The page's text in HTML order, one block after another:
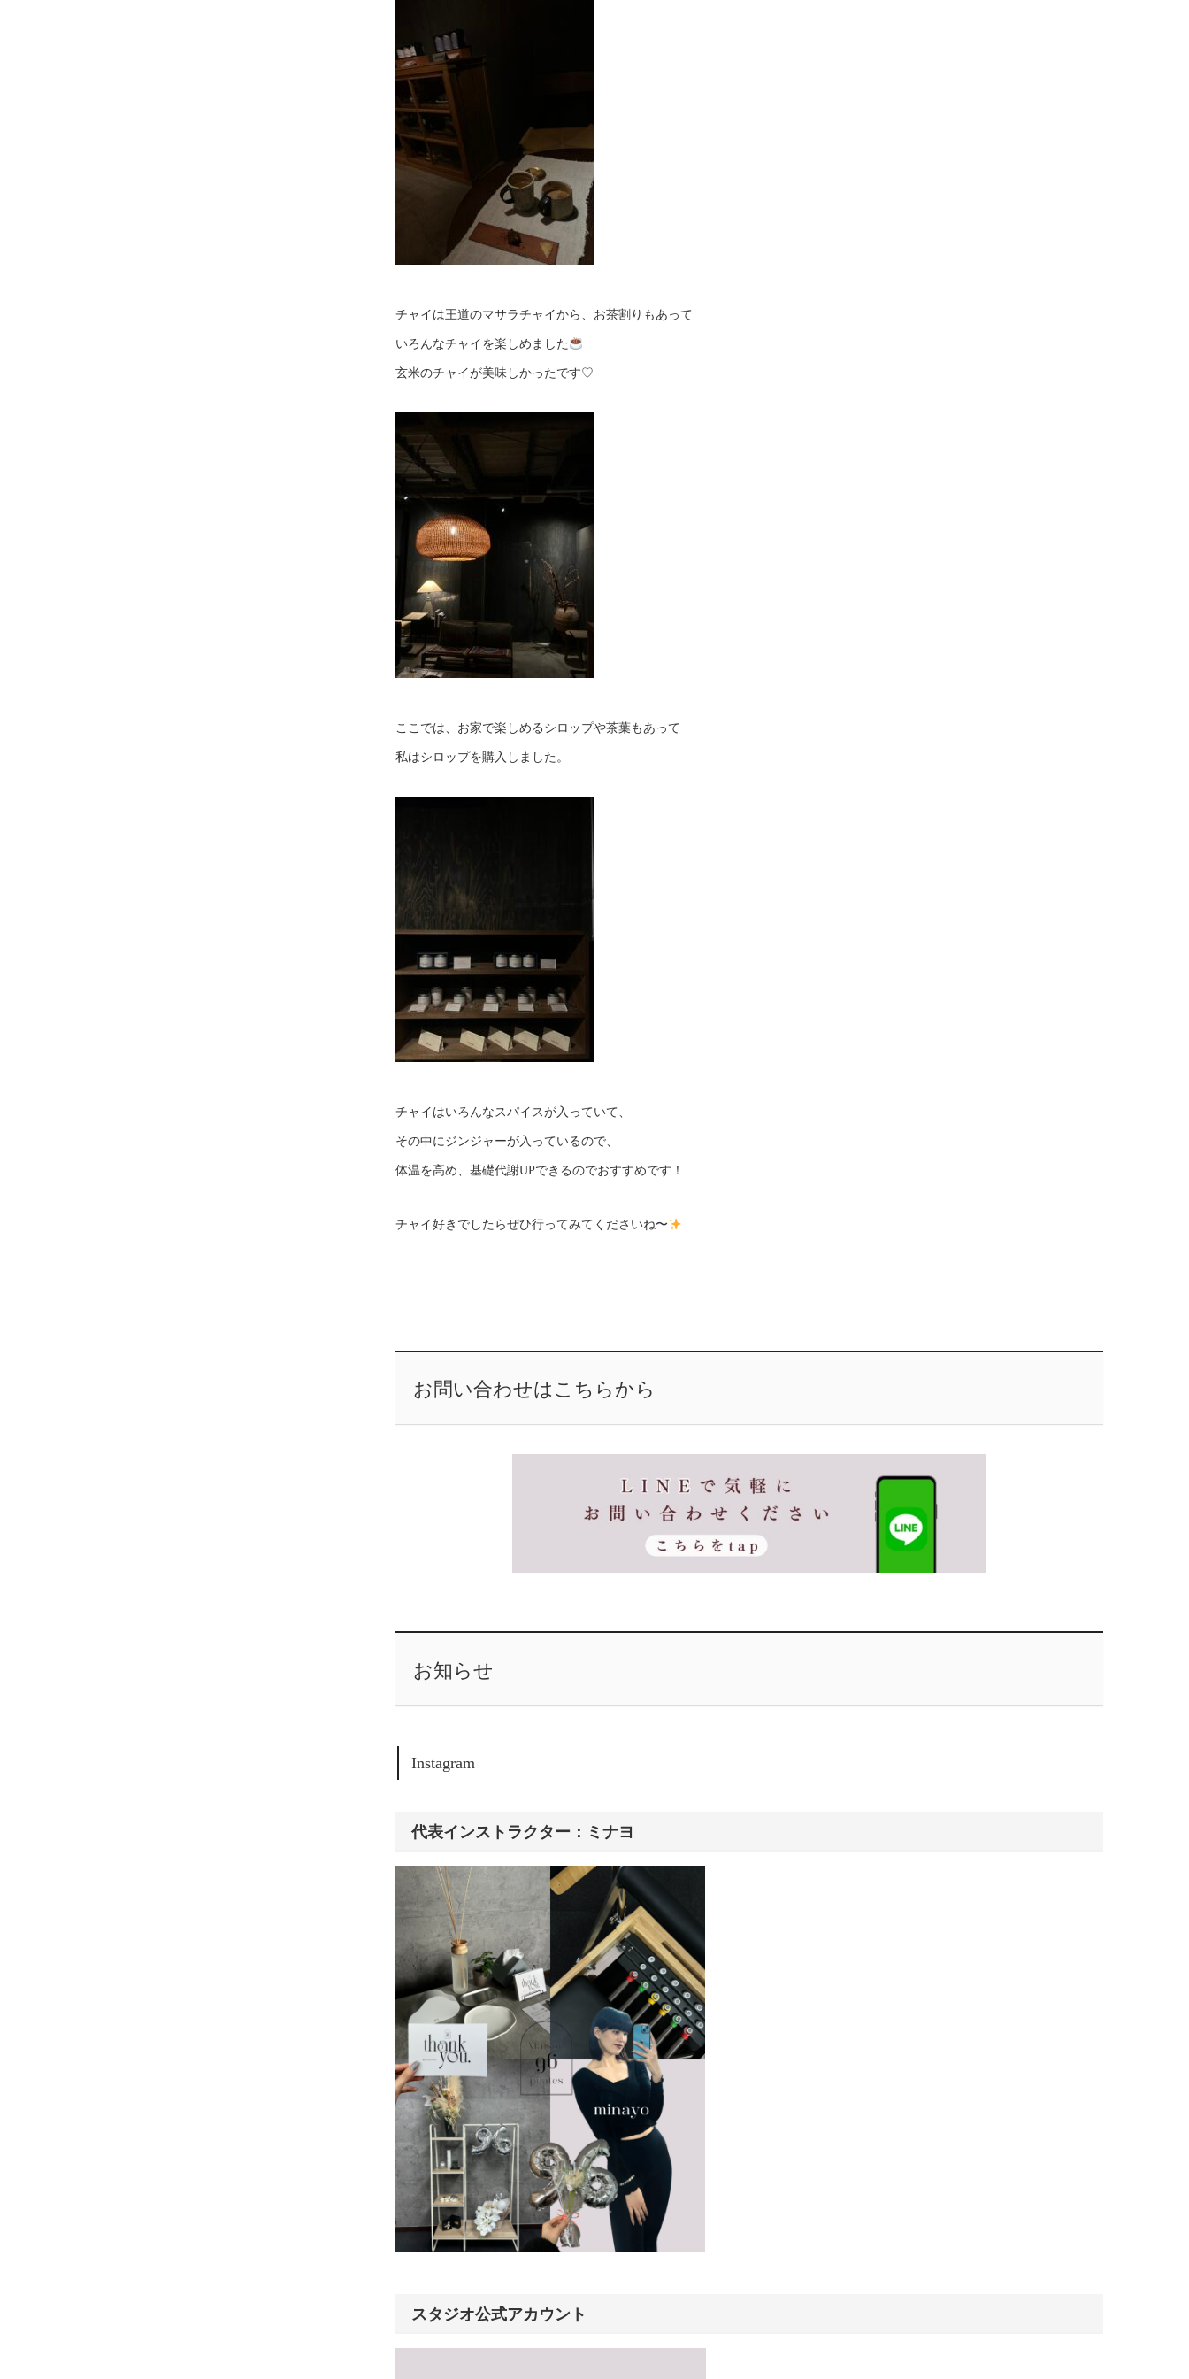
チャイは王道のマサラチャイから、お茶割りもあって
いろんなチャイを楽しめました
玄米のチャイが美味しかったです♡
ここでは、お家で楽しめるシロップや茶葉もあって
私はシロップを購入しました。
チャイはいろんなスパイスが入っていて、
その中にジンジャーが入っているので、
体温を高め、基礎代謝UPできるのでおすすめです！
チャイ好きでしたらぜひ行ってみてくださいね〜
お問い合わせはこちらから
お知らせ
Instagram
代表インストラクター：ミナヨ
スタジオ公式アカウント